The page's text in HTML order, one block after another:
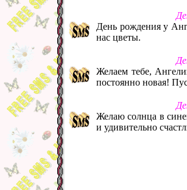
День рождения у
нас цветы.
Желаем тебе,
постоянно новая!
Желаю солнца в
и удивительно